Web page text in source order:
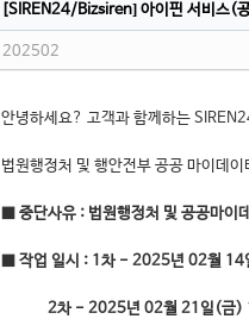
[SIREN24/Bizsiren] 아이핀 서비스(
202502
안녕하세요? 고객과 함께하는
법원행정처 및 행안전부 공공 마이데
■ 중단사유 : 법원행정처 및 공공마이
■ 작업 일시 : 1차 - 2025년 02월
2차 - 2025년 02월 21일(금)